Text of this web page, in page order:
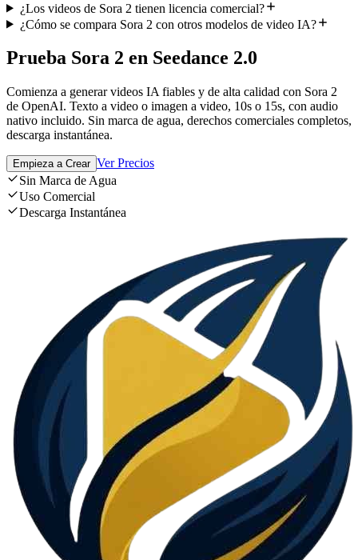
¿Los videos de Sora 2 tienen licencia comercial?
¿Cómo se compara Sora 2 con otros modelos de video IA?
Prueba Sora 2 en Seedance 2.0
Comienza a generar videos IA fiables y de alta calidad con Sora 2
de OpenAI. Texto a video o imagen a video, 10s o 15s, con audio
nativo incluido. Sin marca de agua, derechos comerciales completos,
descarga instantánea.
Empieza a Crear Ver Precios
Sin Marca de Agua
Uso Comercial
Descarga Instantánea